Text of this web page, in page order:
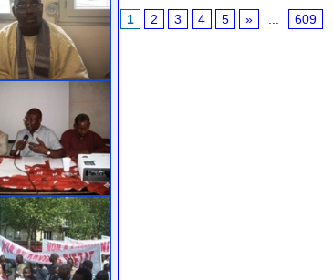
1
2 3 4 5 » ... 609